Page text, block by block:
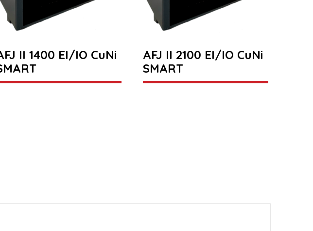
II 1400 EI/IO CuNi
AFJ II 2100 EI/IO CuNi
SMART